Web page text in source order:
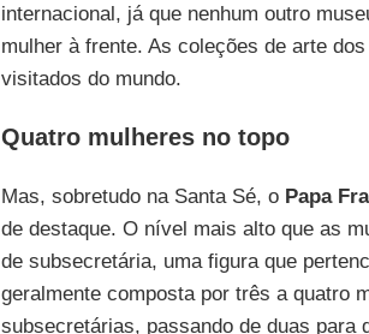
internacional, já que nenhum outro
mulher à frente. As coleções de arte
visitados do mundo.
Quatro mulheres no topo
Mas, sobretudo na Santa Sé, o Papa
de destaque. O nível mais alto que as
de subsecretária, uma figura que
geralmente composta por três a quatro
subsecretárias, passando de duas para